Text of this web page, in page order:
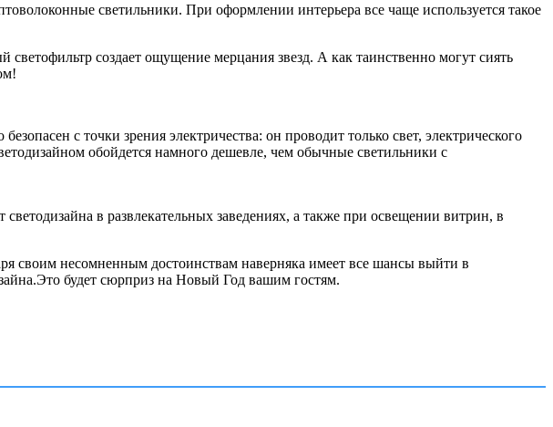
светильники. При оформлении интерьера все чаще используется такое
создает ощущение мерцания звезд. А как таинственно могут сиять
с точки зрения электричества: он проводит только свет, электрического
обойдется намного дешевле, чем обычные светильники с
в развлекательных заведениях, а также при освещении витрин, в
своим несомненным достоинствам наверняка имеет все шансы выйти в
будет сюрприз на Новый Год вашим гостям.